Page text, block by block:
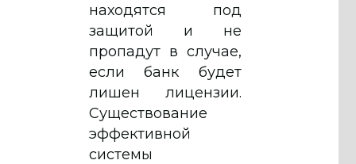
находятся под
защитой и не
пропадут в случае,
если банк будет
лишен лицензии.
Существование
эффективной
системы